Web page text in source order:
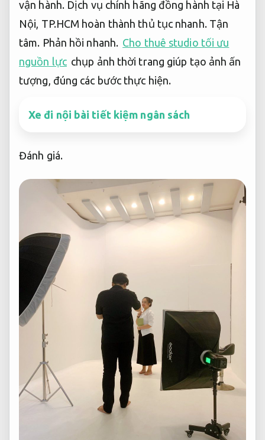
vận hành.Dịch vụ chính hãng đồng hành tại Hà
Nội, TP.HCM hoàn thành thủ tục nhanh. Tận
tâm. Phản hồi nhanh. Cho thuê studio tối ưu
nguồn lực chụp ảnh thời trang giúp tạo ảnh ấn
tượng, đúng các bước thực hiện.
Xe đi nội bài tiết kiệm ngân sách
Đánh giá.